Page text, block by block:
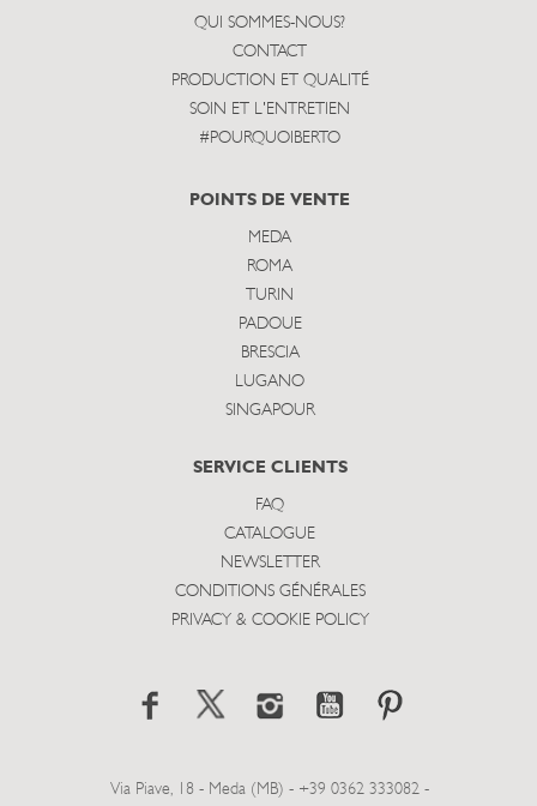
QUI SOMMES-NOUS?
CONTACT
PRODUCTION ET QUALITÉ
SOIN ET L'ENTRETIEN
#POURQUOIBERTO
POINTS DE VENTE
MEDA
ROMA
TURIN
PADOUE
BRESCIA
LUGANO
SINGAPOUR
SERVICE CLIENTS
FAQ
CATALOGUE
NEWSLETTER
CONDITIONS GÉNÉRALES
PRIVACY & COOKIE POLICY
Via Piave, 18 - Meda (MB) - +39 0362 333082 -